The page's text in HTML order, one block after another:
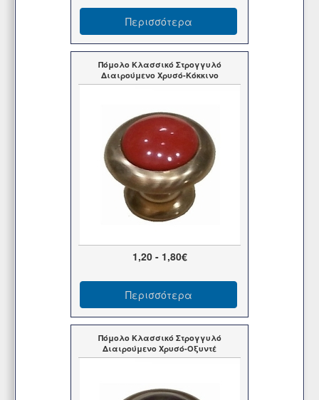
Περισσότερα
Πόμολο Κλασσικό Στρογγυλό
Διαιρούμενο Χρυσό-Κόκκινο
1,20 - 1,80€
Περισσότερα
Πόμολο Κλασσικό Στρογγυλό
Διαιρούμενο Χρυσό-Οξυντέ